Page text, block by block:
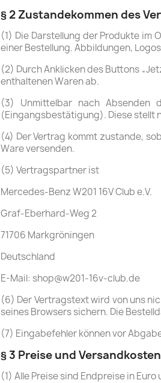
§ 2 Zustandekommen des
(1) Die Darstellung der Produkte
einer Bestellung. Abbildungen,
(2) Durch Anklicken des Buttons
enthaltenen Waren ab.
(3) Unmittelbar nach Absenden
(Eingangsbestätigung). Diese stellt
(4) Der Vertrag kommt zustande,
Ware versenden.
(5) Vertragspartner ist
Mercedes-Benz W201 16V Club e.V.
Graf-Eberhard-Weg 2
71706 Markgröningen
Deutschland
E-Mail: shop@w201-16v-club.de
(6) Der Vertragstext wird von uns
seines Browsers sichern. Die
(7) Eingabefehler können vor
§ 3 Preise und Versandkosten
(1) Alle Preise sind Endpreise in